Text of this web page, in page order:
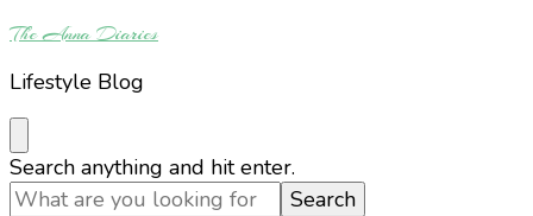
The Anna Diaries
Lifestyle Blog
Looking
for
Search anything and hit enter.